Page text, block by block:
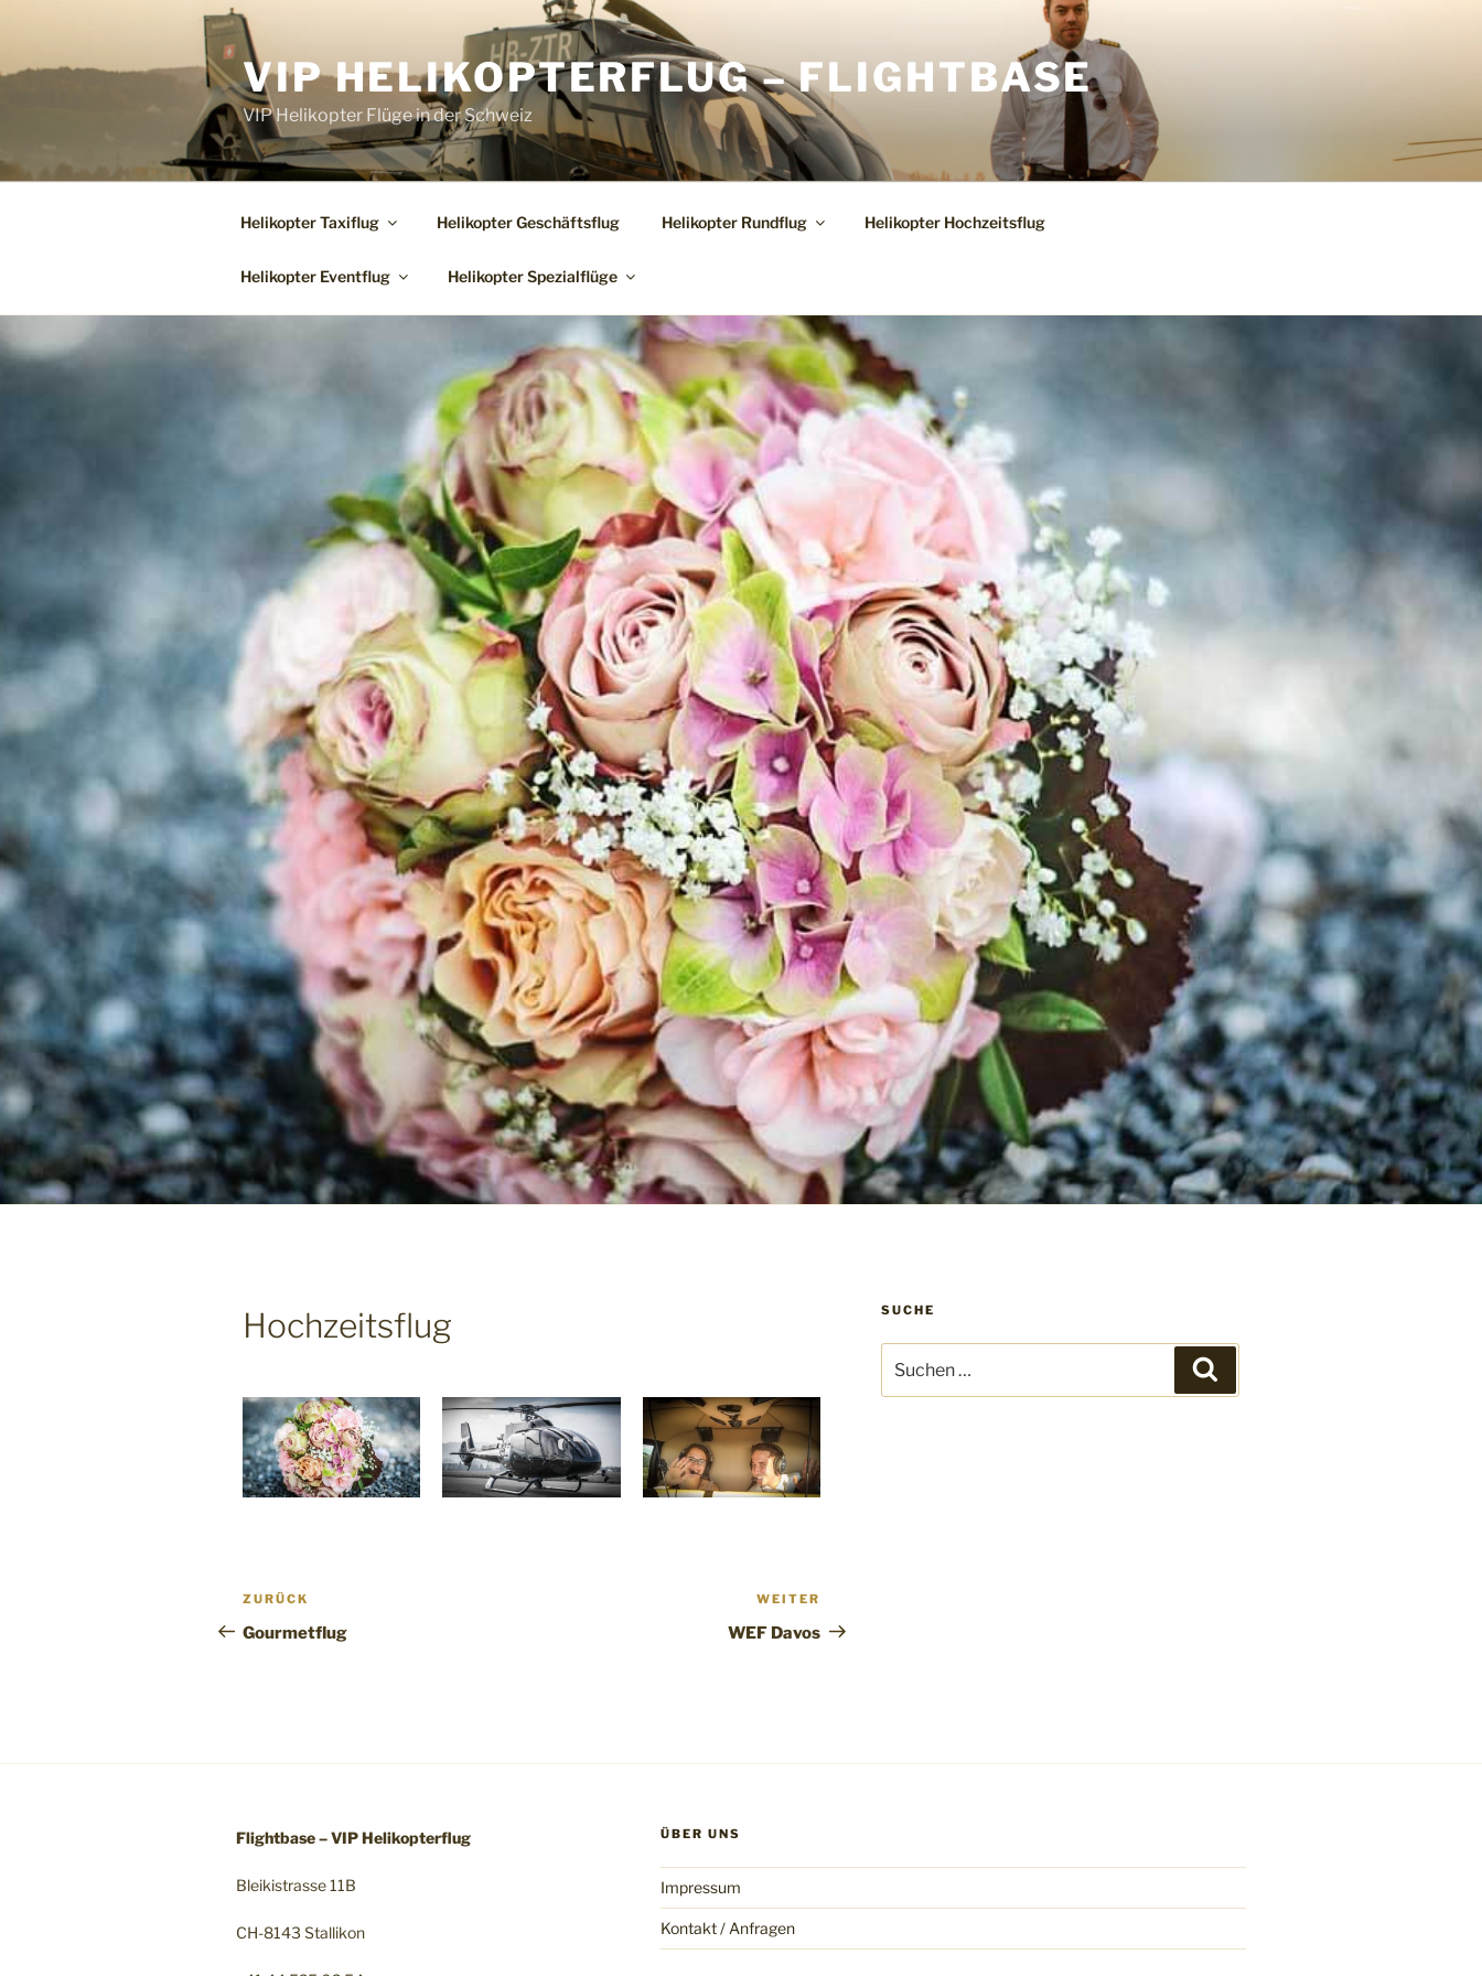
springen
VIP HELIKOPTERFLUG – FLIGHTBASE
VIP Helikopter Flüge in der Schweiz
Helikopter Taxiflug Helikopter Geschäftsflug Helikopter Rundflug Helikopter Hochzeitsflug
Helikopter Eventflug Helikopter Spezialflüge
Hochzeitsflug
Beitragsnavigation
Vorheriger
Beitrag
ZURÜCK
Gourmetflug
Beitrag
WEITER
WEF Davos
SUCHE
nach:
Flightbase – VIP Helikopterflug
Bleikistrasse 11B
CH-8143 Stallikon
ÜBER UNS
Impressum
Kontakt / Anfragen